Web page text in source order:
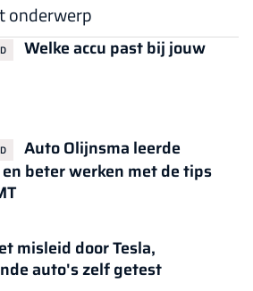
onderwerp
Welke accu past bij jouw
Auto Olijnsma leerde
beter werken met de tips
misleid door Tesla,
auto's zelf getest